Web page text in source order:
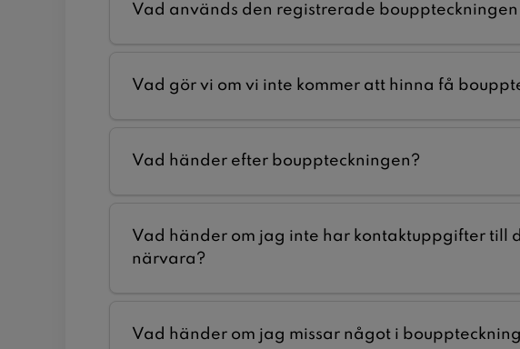
Vad används den registrerade
Vad gör vi om vi inte kommer att hinna få
Vad händer efter bouppteckningen?
Vad händer om jag inte har kontaktuppgifter till
närvara?
Vad händer om jag missar något i